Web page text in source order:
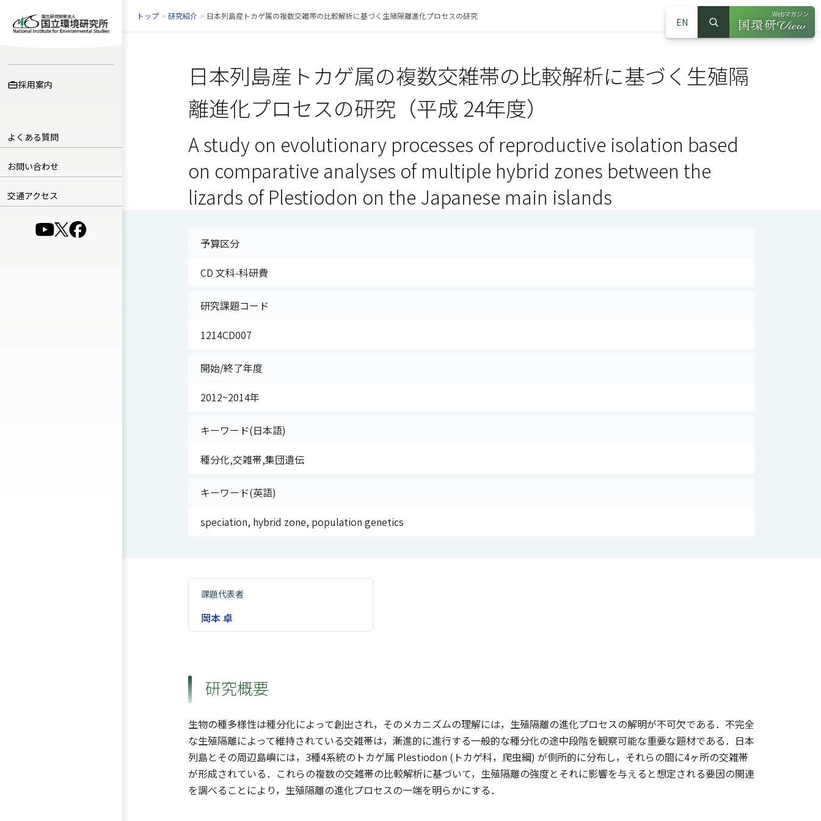
採用案内
よくある質問
お問い合わせ
交通アクセス
（別ウインドウで開きます）
（別ウインドウで開きます）
（別ウインドウで開きます）
EN
サイト内検索
検索
Webマガジン
（別ウインドウ
トップ > 研究紹介 > 日本列島産トカゲ属の複数交雑帯の比較解析に基づく生殖隔離進化プロセスの研究
日本列島産トカゲ属の複数交雑帯の比較解析に基づく生殖隔
離進化プロセスの研究（平成 24年度）
A study on evolutionary processes of reproductive isolation based
on comparative analyses of multiple hybrid zones between the
lizards of Plestiodon on the Japanese main islands
予算区分
CD 文科-科研費
研究課題コード
1214CD007
開始/終了年度
2012~2014年
キーワード(日本語)
種分化,交雑帯,集団遺伝
キーワード(英語)
speciation, hybrid zone, population genetics
課題代表者
岡本 卓
研究概要
生物の種多様性は種分化によって創出され，そのメカニズムの理解には，生殖隔離の進化プロセスの解明が不可欠である．不完全
な生殖隔離によって維持されている交雑帯は，漸進的に進行する一般的な種分化の途中段階を観察可能な重要な題材である．日本
列島とその周辺島嶼には，3種4系統のトカゲ属 Plestiodon (トカゲ科，爬虫綱) が側所的に分布し，それらの間に4ヶ所の交雑帯
が形成されている．これらの複数の交雑帯の比較解析に基づいて，生殖隔離の強度とそれに影響を与えると想定される要因の関連
を調べることにより，生殖隔離の進化プロセスの一端を明らかにする．